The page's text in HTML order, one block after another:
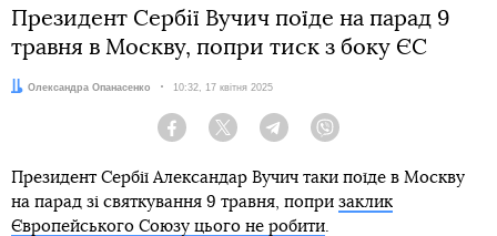
Президент Сербії Вучич поїде на парад 9
травня в Москву, попри тиск з боку ЄС
Автор:
Олександра Опанасенко Дата:
10:32, 17 квітня 2025
Facebook Twitter Telegram
Президент Сербії Александар Вучич таки поїде в Москву
на парад зі святкування 9 травня, попри заклик
Європейського Союзу цього не робити